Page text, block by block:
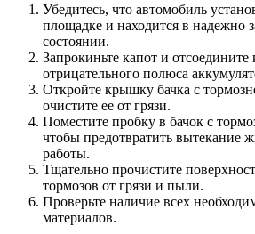
Убедитесь, что автомобиль
площадке и находится в надежно
состоянии.
Запрокиньте капот и отсоедините
отрицательного полюса
Откройте крышку бачка с
очистите ее от грязи.
Поместите пробку в бачок с
чтобы предотвратить вытекание
работы.
Тщательно прочистите
тормозов от грязи и пыли.
Проверьте наличие всех
материалов.